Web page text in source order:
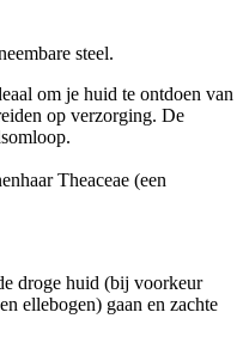
steel.
om je huid te ontdoen van
op verzorging. De
Theaceae (een
droge huid (bij voorkeur
ellebogen) gaan en zachte